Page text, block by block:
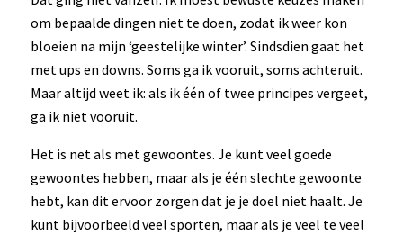
om bepaalde dingen niet te doen, zodat ik weer kon
bloeien na mijn ‘geestelijke winter’. Sindsdien gaat het
met ups en downs. Soms ga ik vooruit, soms achteruit.
Maar altijd weet ik: als ik één of twee principes vergeet,
ga ik niet vooruit.
Het is net als met gewoontes. Je kunt veel goede
gewoontes hebben, maar als je één slechte gewoonte
hebt, kan dit ervoor zorgen dat je je doel niet haalt. Je
kunt bijvoorbeeld veel sporten, maar als je veel te veel